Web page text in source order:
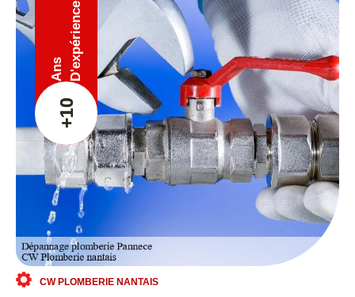
+10
Ans D'expérience
CW PLOMBERIE NANTAIS